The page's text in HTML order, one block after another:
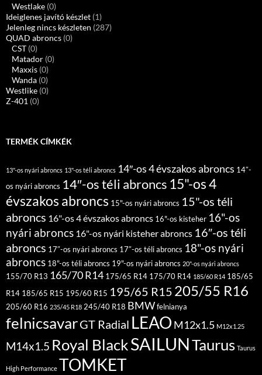
Westlake (0)
Ideiglenes javító készlet (1)
Jelenleg nincs készleten (287)
QUAD abroncs (0)
CST (0)
Matador (0)
Maxxis (0)
Wanda (0)
Westlike (0)
Z-401 (0)
TERMÉK CÍMKÉK
13"-os nyári abroncs 13"-os téli abroncs 14″-os 4 évszakos abroncs 14″-
os nyári abroncs 14″-os téli abroncs 15"-os 4
évszakos abroncs 15"-os nyári abroncs 15"-os téli
abroncs 16"-os 4 évszakos abroncs 16"-os kisteher 16"-os
nyári abroncs 16"-os nyári kisteher abroncs 16″-os téli
abroncs 17″-os nyári abroncs 17″-os téli abroncs 18"-os nyári
abroncs 18"-os téli abroncs 19"-os nyári abroncs 20"-os nyári abroncs
155/70 R13 165/70 R14 175/65 R14 175/70 R14 185/60 R14 185/65
R14 185/65 R15 195/60 R15 195/65 R15 205/55 R16
205/60 R16 235/45 R18 245/40 R18 BMWfelnianya
felnicsavarGT Radial LEAO M12x1.5 M12x1.25
M14x1.5 Royal BlackSAILUNTaurus Taurus
High Performance TOMKET